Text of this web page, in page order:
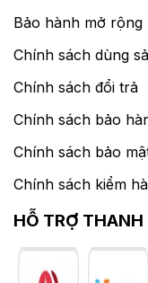
Bảo hành mở rộng
Chính sách dùng
Chính sách đổi trả
Chính sách bảo
Chính sách bảo
Chính sách kiểm
HỖ TRỢ THANH